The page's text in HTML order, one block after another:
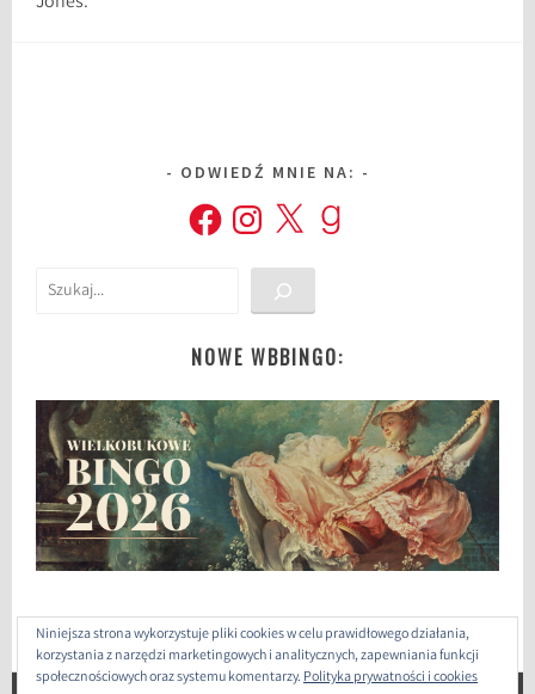
ODWIEDŹ MNIE NA:
FacebookInstagram
X Goodreads
Szukaj
NOWE WBBINGO:
Niniejsza strona wykorzystuje pliki cookies w celu prawidłowego działania,
korzystania z narzędzi marketingowych i analitycznych, zapewniania funkcji
społecznościowych oraz systemu komentarzy.Polityka prywatności i cookies